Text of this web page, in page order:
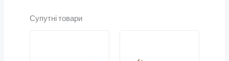
Супутні товари